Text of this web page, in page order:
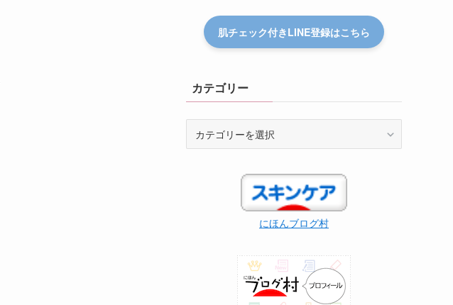
肌チェック付きLINE登録はこちら
カテゴリー
にほんブログ村